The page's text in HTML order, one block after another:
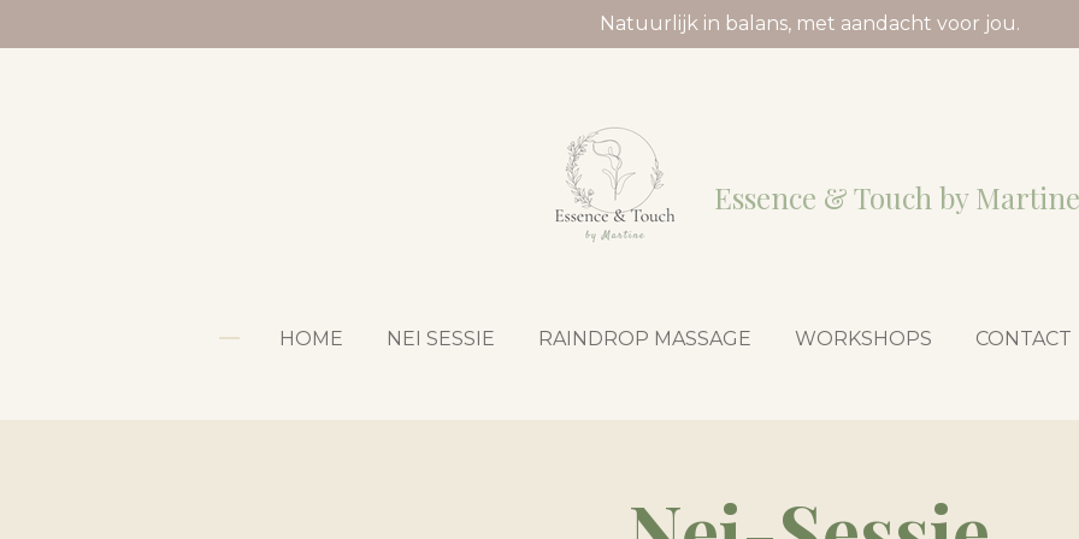
direct
Natuurlijk in balans, met aandacht voor jou.
Essence & Touch by Martine
HOME NEI SESSIE RAINDROP MASSAGE WORKSHOPS CONTACT